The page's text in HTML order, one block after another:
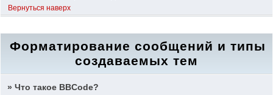
Вернуться наверх
Форматирование сообщений и типы
создаваемых тем
» Что такое BBCode?